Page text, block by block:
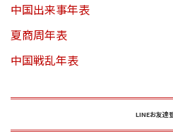
中国出来事年表
夏商周年表
中国戦乱年表
LINEお友達